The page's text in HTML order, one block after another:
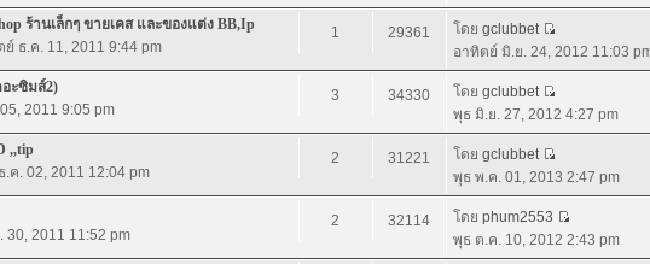
ร้านเล็กๆ ขายเคส และของแต่ง BB,Ip
ย์ ธ.ค. 11, 2011 9:44 pm
1 29361 โดย gclubbet
อาทิตย์ มิ.ย. 24, 2012 11:03
ะซิมส์2)
2011 9:05 pm
3 34330 โดย gclubbet
พุธ มิ.ย. 27, 2012 4:27 pm
,,tip
.ค. 02, 2011 12:04 pm
2 31221 โดย gclubbet
พุธ พ.ค. 01, 2013 2:47 pm
30, 2011 11:52 pm
2 32114 โดย phum2553
พุธ ต.ค. 10, 2012 2:43 pm